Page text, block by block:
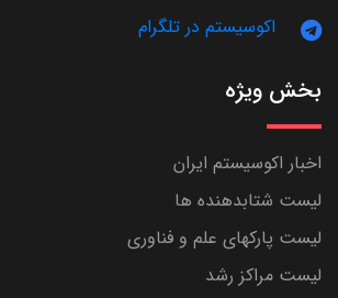
اکوسیستم در تلگرام
بخش ویژه
اخبار اکوسیستم ایران
لیست شتابدهنده ها
لیست پارکهای علم و فناوری
لیست مراکز رشد